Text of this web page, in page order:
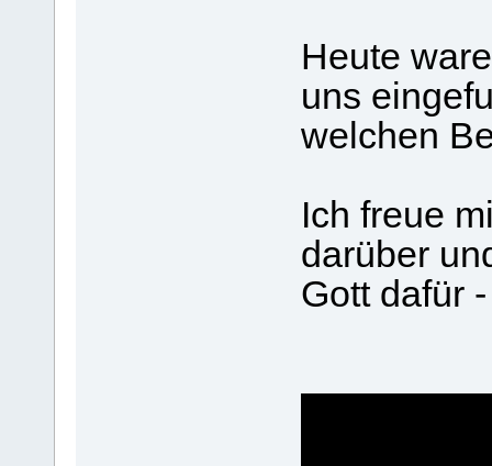
Heute
uns
welchen
Ich freue
darüber
Gott dafür -